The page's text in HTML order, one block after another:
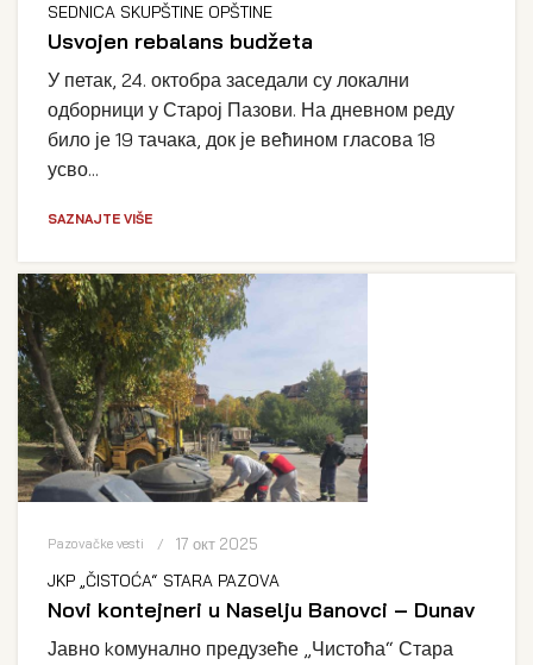
SEDNICA SKUPŠTINE OPŠTINE
Usvojen rebalans budžeta
У петак, 24. октобра заседали су локални
одборници у Старој Пазови. На дневном реду
било је 19 тачака, док је већином гласова 18
усво...
SAZNAJTE VIŠE
Pazovačke vesti 17 окт 2025
JKP „ČISTOĆA“ STARA PAZOVA
Novi kontejneri u Naselju Banovci – Dunav
Јавно kомунално предузеће „Чистоћа“ Стара